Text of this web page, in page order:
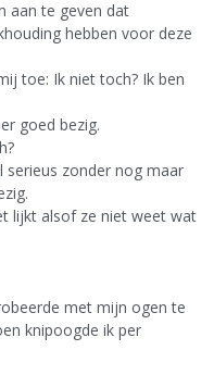
aan te geven dat
hebben voor deze
toe: Ik niet toch? Ik ben
goed bezig.
serieus zonder nog maar
lijkt alsof ze niet weet wat
met mijn ogen te
knipoogde ik per